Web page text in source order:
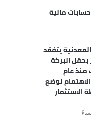
حسابات مالية
يتفقد
بحقل البركة
عام
الاهتمام لوضع